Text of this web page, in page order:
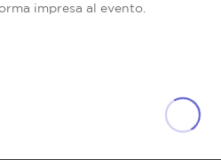
impresa al evento.